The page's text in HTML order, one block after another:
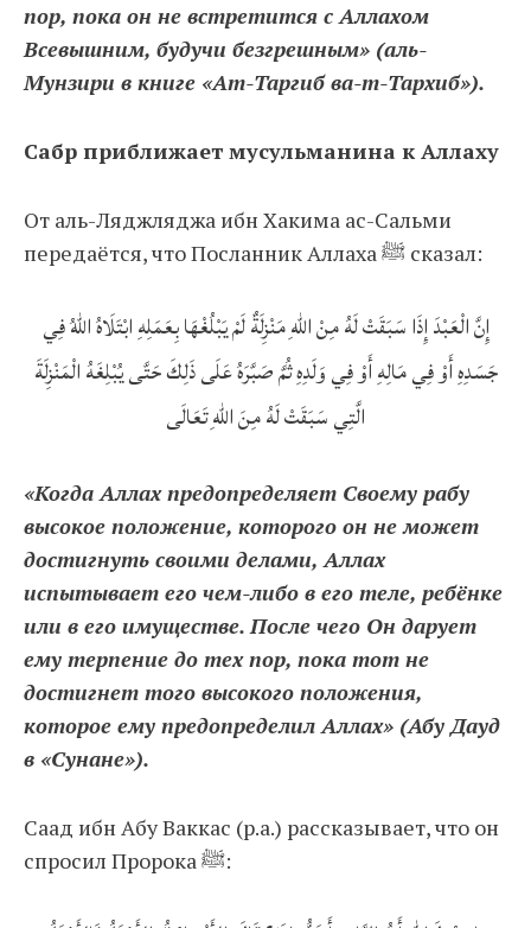
пор, пока он не встретится с Аллахом
Всевышним, будучи безгрешным» (аль-
Мунзири в книге «Ат-Таргиб ва-т-Тархиб»).
Сабр приближает мусульманина к Аллаху
От аль-Ляджляджа ибн Хакима ас-Сальми
передаётся, что Посланник Аллаха ﷺ сказал:
إِنَّ الْعَبْدَ إِذَا سَبَقَتْ لَهُ مِنْ اللهِ مَنْزِلَةٌ لَمْ يَبْلُغْهَا بِعَمَلِهِ ابْتَلَاهُ اللهُ فِي
جَسَدِهِ أَوْ فِي مَالِهِ أَوْ فِي وَلَدِهِ ثُمَّ صَبَّرَهُ عَلَى ذَلِكَ حَتَّى يُبْلِغَهُ الْمَنْزِلَةَ
الَّتِي سَبَقَتْ لَهُ مِنَ اللهِ تَعَالَى
«Когда Аллах предопределяет Своему рабу
высокое положение, которого он не может
достигнуть своими делами, Аллах
испытывает его чем-либо в его теле, ребёнке
или в его имуществе. После чего Он дарует
ему терпение до тех пор, пока тот не
достигнет того высокого положения,
которое ему предопределил Аллах» (Абу Дауд
в «Сунане»).
Саад ибн Абу Ваккас (р.а.) рассказывает, что он
спросил Пророка ﷺ: